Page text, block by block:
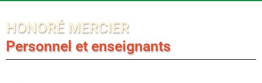
HONORÉ MERCIER
Personnel et enseignants